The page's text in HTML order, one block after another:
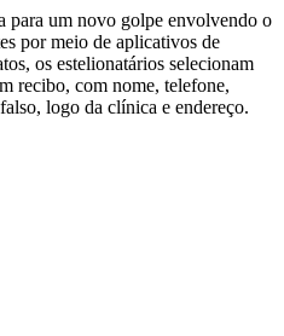
para um novo golpe envolvendo o
por meio de aplicativos de
os estelionatários selecionam
recibo, com nome, telefone,
logo da clínica e endereço.